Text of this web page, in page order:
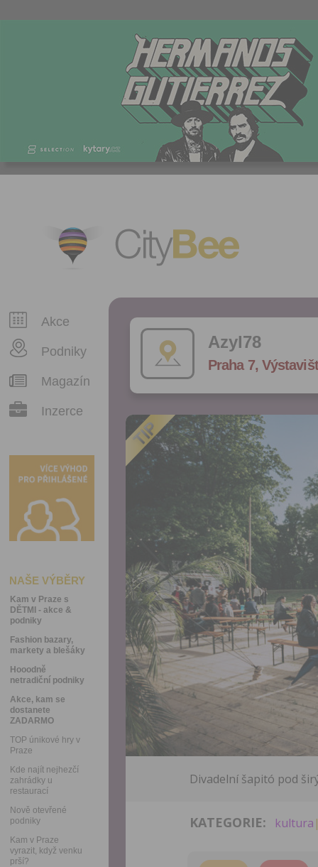
CityBee
Akce
Podniky
Magazín
Inzerce
NAŠE VÝBĚRY
Kam v Praze s
DĚTMI - akce &
podniky
Fashion bazary,
markety a blešáky
Hooodně
netradiční podniky
Akce, kam se
dostanete
ZADARMO
TOP únikové hry v
Praze
Kde najít nejhezčí
zahrádky u
restaurací
Nově otevřené
podniky
Kam v Praze
vyrazit, když venku
prší?
Azyl78
Praha 7,
Divadelní šapitó pod
KATEGORIE: kultura